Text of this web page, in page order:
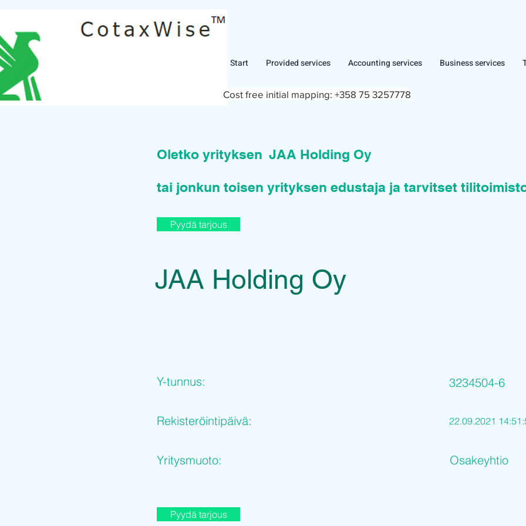
Start Provided services Accounting services Business services
Cost free initial mapping: +358 75 3257778
Oletko yrityksen JAA Holding Oy
tai jonkun toisen yrityksen edustaja ja tarvitset
Pyydä tarjous
JAA Holding Oy
Y-tunnus:
Rekisteröintipäivä:
Yritysmuoto:
3234504-6
22.09.2021
Osakeyhtio
Pyydä tarjous